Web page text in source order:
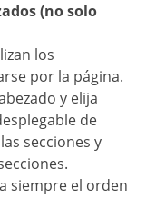
(no solo
los
por la página.
y elija
de
secciones y
siempre el orden